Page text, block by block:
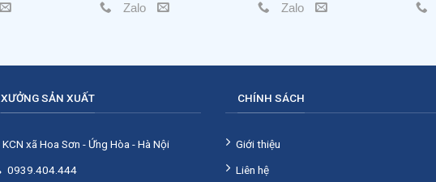
Zalo
Zalo
XƯỞNG SẢN XUẤT
KCN xã Hoa Sơn - Ứng Hòa - Hà Nội
0939.404.444
CHÍNH SÁCH
Giới thiệu
Liên hệ